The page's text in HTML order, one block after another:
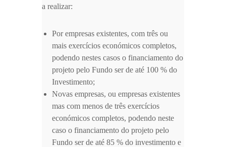
a realizar:
Por empresas existentes, com três ou
mais exercícios económicos completos,
podendo nestes casos o financiamento do
projeto pelo Fundo ser de até 100 % do
Investimento;
Novas empresas, ou empresas existentes
mas com menos de três exercícios
económicos completos, podendo neste
caso o financiamento do projeto pelo
Fundo ser de até 85 % do investimento e